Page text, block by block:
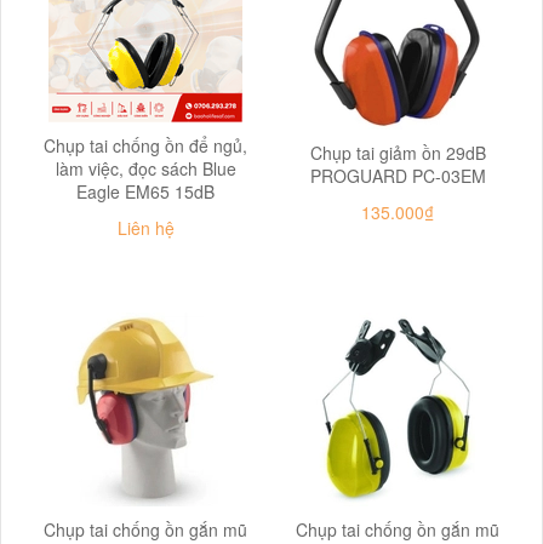
Chụp tai chống ồn để ngủ,
làm việc, đọc sách Blue
Eagle EM65 15dB
Liên hệ
Chụp tai giảm ồn 29dB
PROGUARD PC-03EM
135.000₫
Chụp tai chống ồn gắn mũ
Chụp tai chống ồn gắn mũ